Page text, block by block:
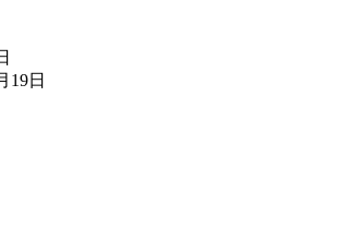
19日